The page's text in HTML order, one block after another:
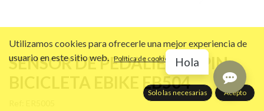
SENSOR DE PEDALIER 12 PIN
BICICLETA EBIKE EB504
Utilizamos cookies para ofrecerle una mejor experiencia de
usuario en este sitio web. Política de cookies
Solo las necesarias Acepto
Hola